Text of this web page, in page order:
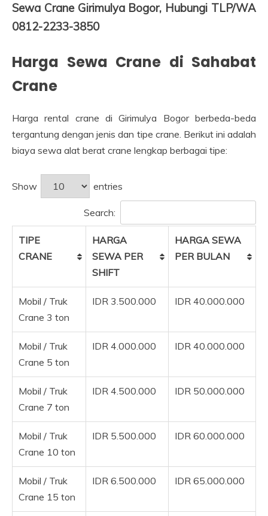
Sewa Crane Girimulya Bogor, Hubungi TLP/WA
0812-2233-3850
Harga Sewa Crane di Sahabat
Crane
Harga rental crane di Girimulya Bogor berbeda-beda
tergantung dengan jenis dan tipe crane. Berikut ini adalah
biaya sewa alat berat crane lengkap berbagai tipe:
Show entries
Search:
TIPE
CRANE
HARGA
SEWA PER
SHIFT
HARGA SEWA
PER BULAN
Mobil / Truk
Crane 3 ton
IDR 3.500.000 IDR 40.000.000
Mobil / Truk
Crane 5 ton
IDR 4.000.000 IDR 40.000.000
Mobil / Truk
Crane 7 ton
IDR 4.500.000 IDR 50.000.000
Mobil / Truk
Crane 10 ton
IDR 5.500.000 IDR 60.000.000
Mobil / Truk
Crane 15 ton
IDR 6.500.000 IDR 65.000.000